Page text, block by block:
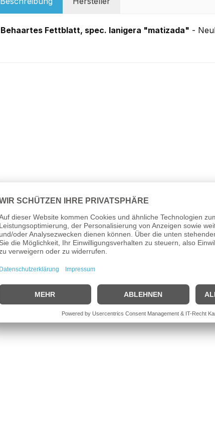
Behaartes Fettblatt, spec. lanigera "matizada" -